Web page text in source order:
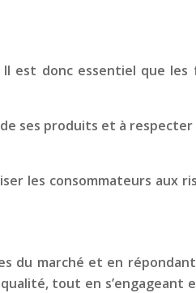
donc essentiel que les
ses produits et à
les consommateurs aux
du marché et en
tout en s’engageant